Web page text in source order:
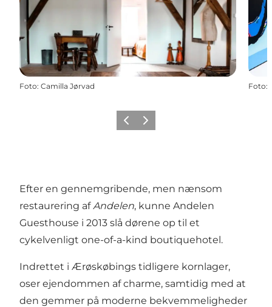
Foto: Camilla Jørvad Foto:
ForrigeNæste
Efter en gennemgribende, men nænsom
restaurering afAndelen, kunne Andelen
Guesthouse i 2013 slå dørene op til et
cykelvenligt one-of-a-kind boutiquehotel.
Indrettet i Ærøskøbings tidligere kornlager,
oser ejendommen af charme, samtidig med at
den gemmer på moderne bekvemmeligheder